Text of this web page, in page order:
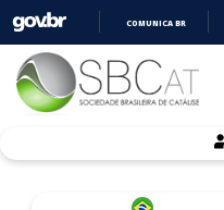
COMUNICA BR